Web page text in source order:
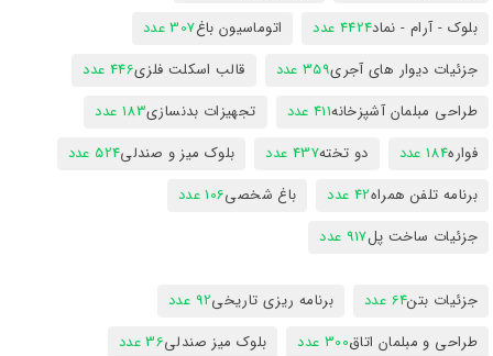
بلوک - آرام - نماد4424 عدد اتوماسیون باغ307 عدد
جزئیات دیوار های آجری359 عدد قالب اسکلت فلزی446 عدد
طراحی مبلمان آشپزخانه411 عدد تجهیزات بدنسازی183 عدد
فواره184 عدد دو تخته437 عدد بلوک میز و صندلی524 عدد
برنامه تلفن همراه42 عدد باغ شخصی106 عدد
جزئیات ساخت پل917 عدد
جزئیات بتن64 عدد برنامه ریزی تاریخی92 عدد
طراحی و مبلمان اتاق300 عدد بلوک میز صندلی36 عدد